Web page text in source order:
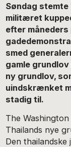
Søndag stemte
militæret
efter
smed
gamle
ny grundlov,
uindskrænket
stadig til.
The
Thailands nye
Den thailandske